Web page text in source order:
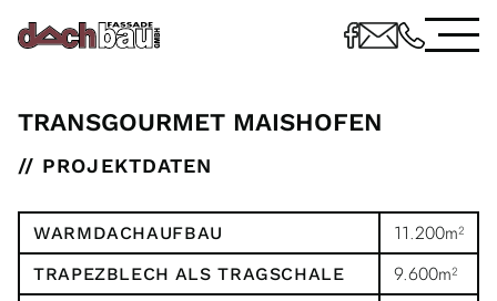
TRANSGOURMET MAISHOFEN
// PROJEKTDATEN
WARMDACHAUFBAU 11.200m²
TRAPEZBLECH ALS TRAGSCHALE 9.600m²